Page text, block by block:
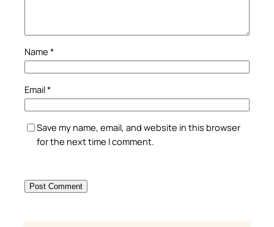
Name *
Email*
Save my name, email, and website in this browser
for the next time I comment.